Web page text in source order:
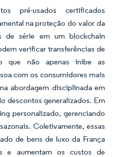
pré-usados certificados
na proteção do valor da
de série em um blockchain
verificar transferências de
que não apenas inibe as
com os consumidores mais
abordagem disciplinada em
descontos generalizados. Em
personalizado, gerenciando
Coletivamente, essas
de bens de luxo da França
e aumentam os custos de